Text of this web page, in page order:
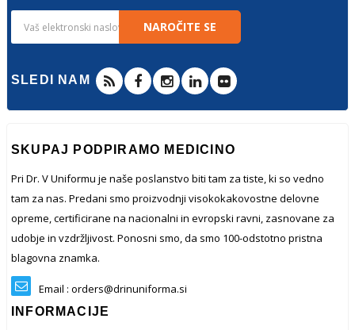
NAROČITE SE
SLEDI NAM
SKUPAJ PODPIRAMO MEDICINO
Pri Dr. V Uniformu je naše poslanstvo biti tam za tiste, ki so vedno
tam za nas. Predani smo proizvodnji visokokakovostne delovne
opreme, certificirane na nacionalni in evropski ravni, zasnovane za
udobje in vzdržljivost. Ponosni smo, da smo 100-odstotno pristna
blagovna znamka.
Email : orders@drinuniforma.si
INFORMACIJE